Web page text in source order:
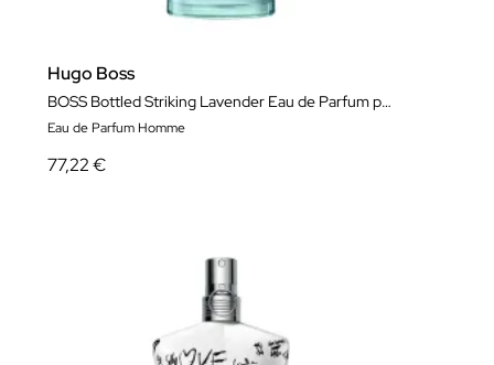
Hugo Boss
BOSS Bottled Striking Lavender Eau de Parfum pour Homme
Eau de Parfum Homme
77,22 €